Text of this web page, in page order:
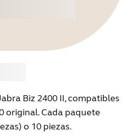
Biz 2400 II, compatibles
original. Cada paquete
o 10 piezas.